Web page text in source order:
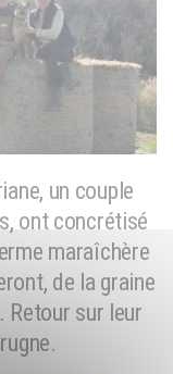
un couple
ont concrétisé
maraîchère
de la graine
Retour sur leur